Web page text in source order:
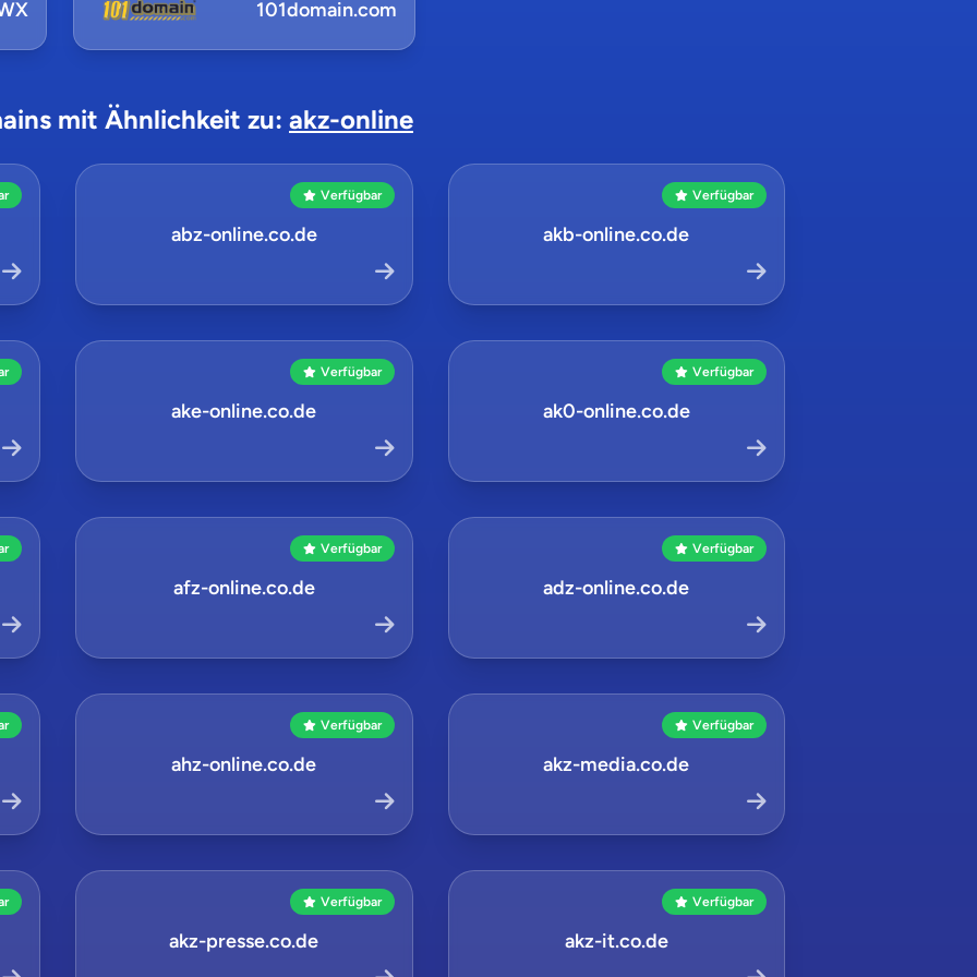
101domain.com
mit Ähnlichkeit zu: akz-online
Verfügbar
abz-online.co.de
Verfügbar
akb-online.co.de
Verfügbar
ake-online.co.de
Verfügbar
ak0-online.co.de
Verfügbar
afz-online.co.de
Verfügbar
adz-online.co.de
Verfügbar
ahz-online.co.de
Verfügbar
akz-media.co.de
Verfügbar
akz-presse.co.de
Verfügbar
akz-it.co.de